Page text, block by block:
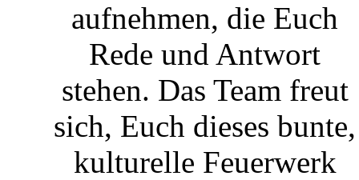
aufnehmen, die Euch
Rede und Antwort
stehen. Das Team freut
sich, Euch dieses bunte,
kulturelle Feuerwerk